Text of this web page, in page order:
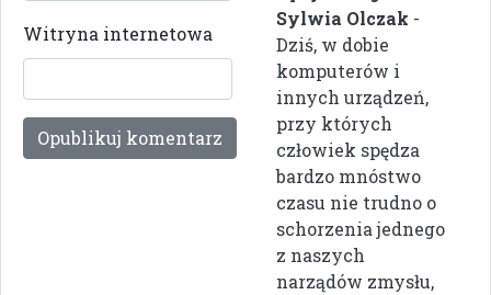
Witryna internetowa
Sylwia Olczak -
Dziś, w dobie
komputerów i
innych urządzeń,
przy których
człowiek spędza
bardzo mnóstwo
czasu nie trudno o
schorzenia jednego
z naszych
narządów zmysłu,